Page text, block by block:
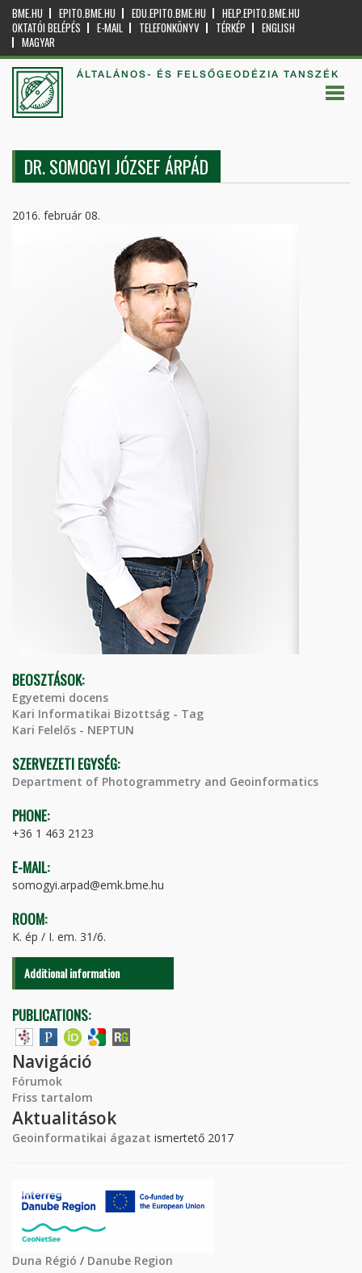
BME.HU EPITO.BME.HU EDU.EPITO.BME.HU
HELP.EPITO.BME.HU
OKTATÓI BELÉPÉS
E-MAIL TELEFONKÖNYV TÉRKÉP
ENGLISH
MAGYAR
ÁLTALÁNOS- ÉS FELSŐGEODÉZIA TANSZÉK
DR. SOMOGYI JÓZSEF ÁRPÁD
2016. február 08.
BEOSZTÁSOK:
Egyetemi docens
Kari Informatikai Bizottság - Tag
Kari Felelős - NEPTUN
SZERVEZETI EGYSÉG:
Department of Photogrammetry and Geoinformatics
PHONE:
+36 1 463 2123
E-MAIL:
somogyi.arpad@emk.bme.hu
ROOM:
K. ép / I. em. 31/6.
Additional information
PUBLICATIONS:
Navigáció
Fórumok
Friss tartalom
Aktualitások
Geoinformatikai ágazat ismertető 2017
Duna Régió / Danube Region